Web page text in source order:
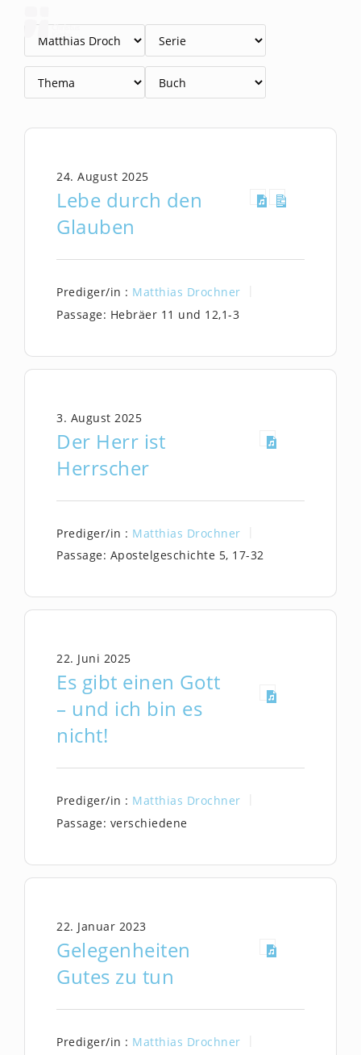
springen
Lebe durch den
Glauben
24. August 2025
Prediger/in : Matthias Drochner
Passage: Hebräer 11 und 12,1-3
Der Herr ist
Herrscher
3. August 2025
Prediger/in : Matthias Drochner
Passage: Apostelgeschichte 5, 17-32
Es gibt einen Gott
– und ich bin es
nicht!
22. Juni 2025
Prediger/in : Matthias Drochner
Passage: verschiedene
Gelegenheiten
Gutes zu tun
22. Januar 2023
Prediger/in : Matthias Drochner